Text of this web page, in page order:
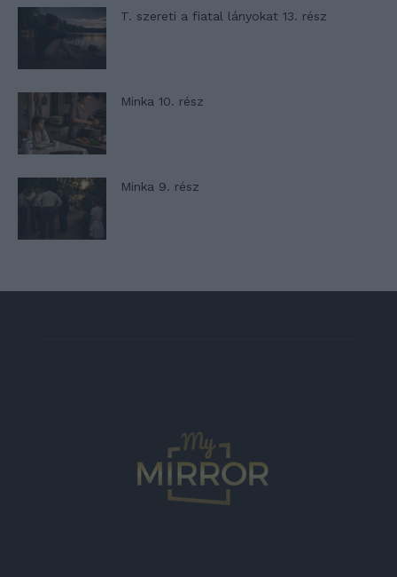
T. szereti a fiatal lányokat 13. rész
Minka 10. rész
Minka 9. rész